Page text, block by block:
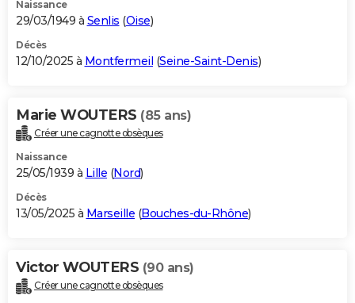
Naissance
29/03/1949 à Senlis (Oise)
Décès
12/10/2025 à Montfermeil (Seine-Saint-Denis)
Marie WOUTERS (85 ans)
Créer une cagnotte obsèques
Naissance
25/05/1939 à Lille (Nord)
Décès
13/05/2025 à Marseille (Bouches-du-Rhône)
Victor WOUTERS (90 ans)
Créer une cagnotte obsèques